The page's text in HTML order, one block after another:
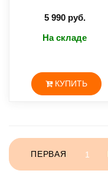
5 990 руб.
На складе
КУПИТЬ
ПЕРВАЯ 1